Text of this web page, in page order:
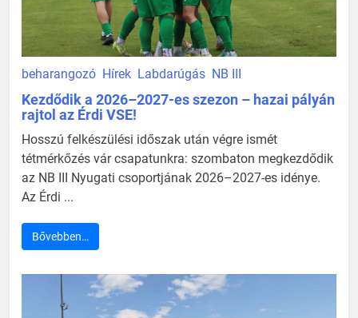
beharangozó Hírek Labdarúgás NB III
Kezdődik a 2026–2027-es szezon – hazai pályán
rajtol az Érdi VSE!
Hosszú felkészülési időszak után végre ismét
tétmérkőzés vár csapatunkra: szombaton megkezdődik
az NB III Nyugati csoportjának 2026–2027-es idénye.
Az Érdi ...
Bővebben…